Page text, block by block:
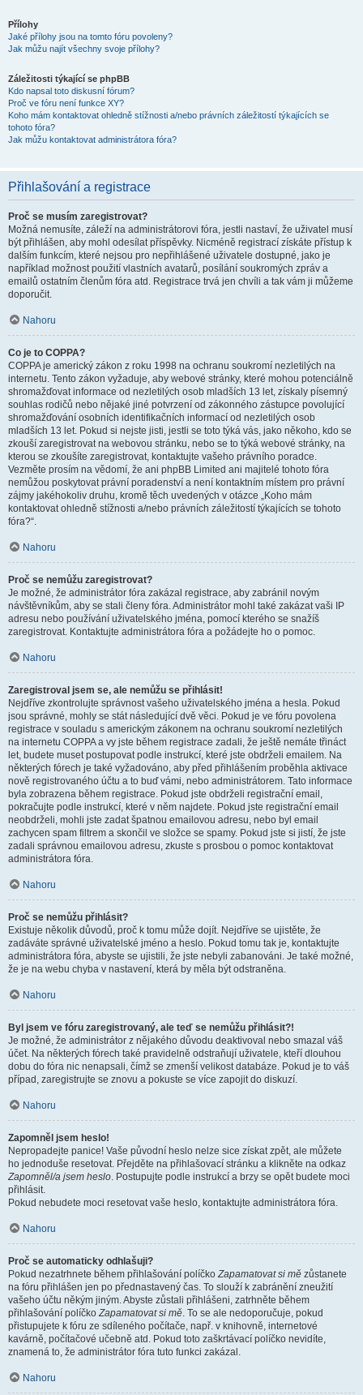
Přílohy
Jaké přílohy jsou na tomto fóru povoleny?
Jak můžu najít všechny svoje přílohy?
Záležitosti týkající se phpBB
Kdo napsal toto diskusní fórum?
Proč ve fóru není funkce XY?
Koho mám kontaktovat ohledně stížnosti a/nebo právních záležitostí týkajících se
tohoto fóra?
Jak můžu kontaktovat administrátora fóra?
Přihlašování a registrace
Proč se musím zaregistrovat?
Možná nemusíte, záleží na administrátorovi fóra, jestli nastaví, že uživatel musí
být přihlášen, aby mohl odesílat příspěvky. Nicméně registrací získáte přístup k
dalším funkcím, které nejsou pro nepřihlášené uživatele dostupné, jako je
například možnost použití vlastních avatarů, posílání soukromých zpráv a
emailů ostatním členům fóra atd. Registrace trvá jen chvíli a tak vám ji můžeme
doporučit.
Nahoru
Co je to COPPA?
COPPA je americký zákon z roku 1998 na ochranu soukromí nezletilých na
internetu. Tento zákon vyžaduje, aby webové stránky, které mohou potenciálně
shromažďovat informace od nezletilých osob mladších 13 let, získaly písemný
souhlas rodičů nebo nějaké jiné potvrzení od zákonného zástupce povolující
shromažďování osobních identifikačních informací od nezletilých osob
mladších 13 let. Pokud si nejste jisti, jestli se toto týká vás, jako někoho, kdo se
zkouší zaregistrovat na webovou stránku, nebo se to týká webové stránky, na
kterou se zkoušíte zaregistrovat, kontaktujte vašeho právního poradce.
Vezměte prosím na vědomí, že ani phpBB Limited ani majitelé tohoto fóra
nemůžou poskytovat právní poradenství a není kontaktním místem pro právní
zájmy jakéhokoliv druhu, kromě těch uvedených v otázce „Koho mám
kontaktovat ohledně stížnosti a/nebo právních záležitostí týkajících se tohoto
fóra?“.
Nahoru
Proč se nemůžu zaregistrovat?
Je možné, že administrátor fóra zakázal registrace, aby zabránil novým
návštěvníkům, aby se stali členy fóra. Administrátor mohl také zakázat vaši IP
adresu nebo používání uživatelského jména, pomocí kterého se snažíš
zaregistrovat. Kontaktujte administrátora fóra a požádejte ho o pomoc.
Nahoru
Zaregistroval jsem se, ale nemůžu se přihlásit!
Nejdříve zkontrolujte správnost vašeho uživatelského jména a hesla. Pokud
jsou správné, mohly se stát následující dvě věci. Pokud je ve fóru povolena
registrace v souladu s americkým zákonem na ochranu soukromí nezletilých
na internetu COPPA a vy jste během registrace zadali, že ještě nemáte třináct
let, budete muset postupovat podle instrukcí, které jste obdrželi emailem. Na
některých fórech je také vyžadováno, aby před přihlášením proběhla aktivace
nově registrovaného účtu a to buď vámi, nebo administrátorem. Tato informace
byla zobrazena během registrace. Pokud jste obdrželi registrační email,
pokračujte podle instrukcí, které v něm najdete. Pokud jste registrační email
neobdrželi, mohli jste zadat špatnou emailovou adresu, nebo byl email
zachycen spam filtrem a skončil ve složce se spamy. Pokud jste si jistí, že jste
zadali správnou emailovou adresu, zkuste s prosbou o pomoc kontaktovat
administrátora fóra.
Nahoru
Proč se nemůžu přihlásit?
Existuje několik důvodů, proč k tomu může dojít. Nejdříve se ujistěte, že
zadáváte správné uživatelské jméno a heslo. Pokud tomu tak je, kontaktujte
administrátora fóra, abyste se ujistili, že jste nebyli zabanováni. Je také možné,
že je na webu chyba v nastavení, která by měla být odstraněna.
Nahoru
Byl jsem ve fóru zaregistrovaný, ale teď se nemůžu přihlásit?!
Je možné, že administrátor z nějakého důvodu deaktivoval nebo smazal váš
účet. Na některých fórech také pravidelně odstraňují uživatele, kteří dlouhou
dobu do fóra nic nenapsali, čímž se zmenší velikost databáze. Pokud je to váš
případ, zaregistrujte se znovu a pokuste se více zapojit do diskuzí.
Nahoru
Zapomněl jsem heslo!
Nepropadejte panice! Vaše původní heslo nelze sice získat zpět, ale můžete
ho jednoduše resetovat. Přejděte na přihlašovací stránku a klikněte na odkaz
Zapomněl/a jsem heslo. Postupujte podle instrukcí a brzy se opět budete moci
přihlásit.
Pokud nebudete moci resetovat vaše heslo, kontaktujte administrátora fóra.
Nahoru
Proč se automaticky odhlašuji?
Pokud nezatrhnete během přihlašování políčkoZapamatovat si mě zůstanete
na fóru přihlášen jen po přednastavený čas. To slouží k zabránění zneužití
vašeho účtu někým jiným. Abyste zůstali přihlášeni, zatrhněte během
přihlašování políčkoZapamatovat si mě. To se ale nedoporučuje, pokud
přistupujete k fóru ze sdíleného počítače, např. v knihovně, internetové
kavárně, počítačové učebně atd. Pokud toto zaškrtávací políčko nevidíte,
znamená to, že administrátor fóra tuto funkci zakázal.
Nahoru